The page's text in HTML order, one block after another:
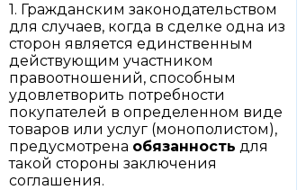
1. Гражданским законодательством
для случаев, когда в сделке одна из
сторон является единственным
действующим участником
правоотношений, способным
удовлетворить потребности
покупателей в определенном виде
товаров или услуг (монополистом),
предусмотрена обязанность для
такой стороны заключения
соглашения.